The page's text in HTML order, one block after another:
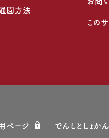
園方法
この
ページ でんしとしょかん